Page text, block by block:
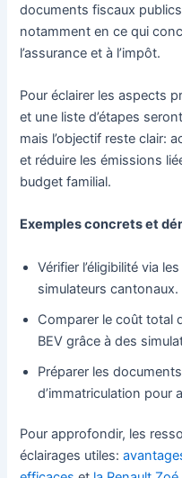
documents fiscaux
notamment en ce qui
l’assurance et à l’impôt.
Pour éclairer les aspects
et une liste d’étapes
mais l’objectif reste clair:
et réduire les émissions
budget familial.
Exemples concrets et
Vérifier l’éligibilité via
simulateurs cantonaux.
Comparer le coût total
BEV grâce à des
Préparer les
d’immatriculation pour
Pour approfondir, les
éclairages utiles: